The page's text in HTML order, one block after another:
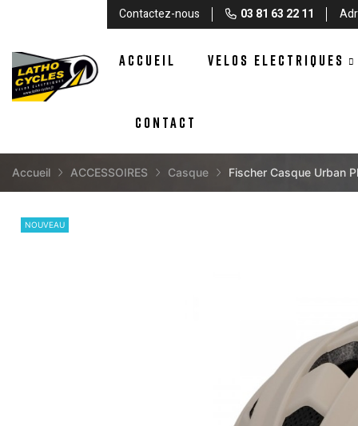
Contactez-nous 03 81 63 22 11
ACCUEIL VELOS ELECTRIQUES
CONTACT
Accueil ACCESSOIRES Casque Fischer Casque Urban
NOUVEAU